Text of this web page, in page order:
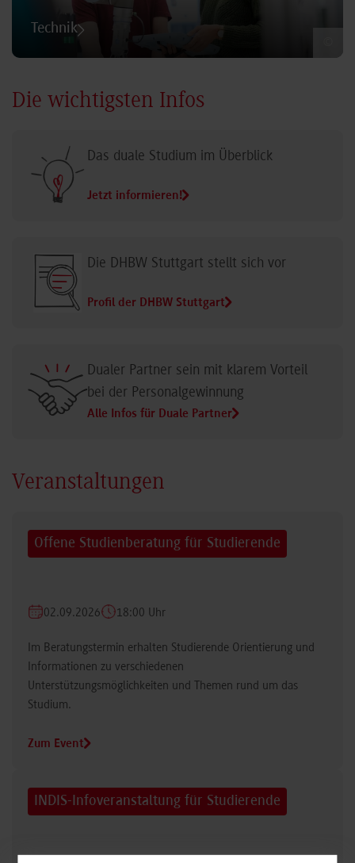
Technik
Die wichtigsten Infos
Das duale Studium im Überblick
Jetzt informieren!
Die DHBW Stuttgart stellt sich vor
Profil der DHBW Stuttgart
Dualer Partner sein mit klarem Vorteil
bei der Personalgewinnung
Alle Infos für Duale Partner
Veranstaltungen
Offene Studienberatung für Studierende
02.09.2026 18:00 Uhr
Im Beratungstermin erhalten Studierende Orientierung und
Informationen zu verschiedenen
Unterstützungsmöglichkeiten und Themen rund um das
Studium.
Zum Event
INDIS-Infoveranstaltung für Studierende